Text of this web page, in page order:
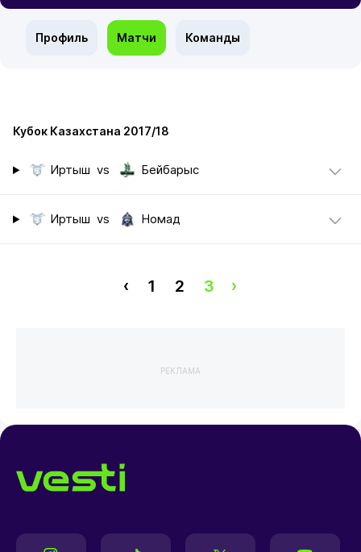
Профиль Матчи Команды
Кубок Казахстана 2017/18
Иртыш vs Бейбарыс
Иртыш vs Номад
‹ 1 2 3 ›
РЕКЛАМА